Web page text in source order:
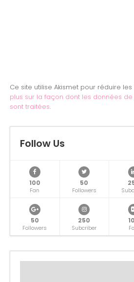
Ce site utilise Akismet pour réduire
plus sur la façon dont les données
sont traitées.
Follow Us
100
Fan
50
Followers
50
Followers
250
Subcriber